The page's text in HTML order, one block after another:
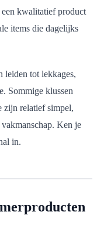
kwalitatief product
items die dagelijks
leiden tot lekkages,
Sommige klussen
zijn relatief simpel,
Ken je
in.